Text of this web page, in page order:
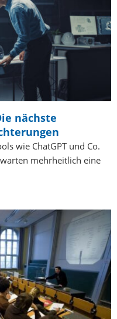
nächste
wie ChatGPT und Co.
mehrheitlich eine